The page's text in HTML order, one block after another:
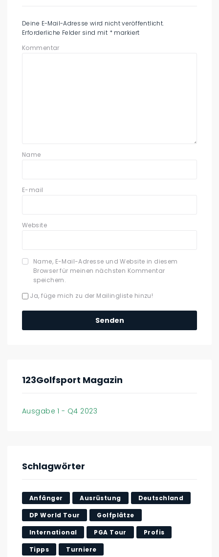
Deine E-Mail-Adresse wird nicht veröffentlicht.
Erforderliche Felder sind mit * markiert
Kommentar
Name
E-mail
Website
Name, E-Mail-Adresse und Website in diesem
Browser für meinen nächsten Kommentar
speichern.
Ja, füge mich zu der Mailingliste hinzu!
123Golfsport Magazin
Ausgabe 1 - Q4 2023
Schlagwörter
Anfänger Ausrüstung Deutschland
DP World Tour Golfplätze
International PGA Tour Profis
Tipps Turniere